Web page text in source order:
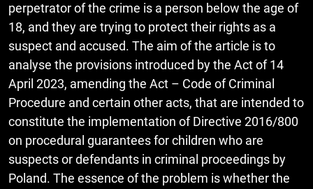
perpetrator of the crime is a person below the age of
18, and they are trying to protect their rights as a
suspect and accused. The aim of the article is to
analyse the provisions introduced by the Act of 14
April 2023, amending the Act – Code of Criminal
Procedure and certain other acts, that are intended to
constitute the implementation of Directive 2016/800
on procedural guarantees for children who are
suspects or defendants in criminal proceedings by
Poland. The essence of the problem is whether the